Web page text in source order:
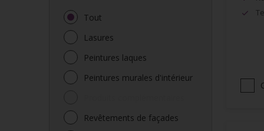
Tout
Lasures
Peintures laques
Peintures murales d'intérieur
Revêtements de façades